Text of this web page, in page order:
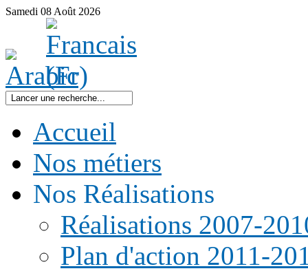
Samedi 08 Août 2026
Accueil
Nos métiers
Nos Réalisations
Réalisations 2007-
Plan d'action 2011-